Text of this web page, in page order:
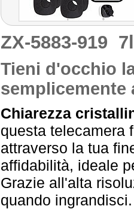
ZX-5883-919
Tieni d'occhio
semplicemente
Chiarezza
questa telecamera
attraverso la tua
affidabilità, ideale
Grazie all'alta
quando ingrandisci.